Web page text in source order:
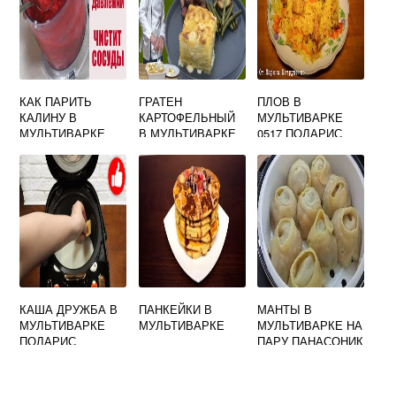
КАК ПАРИТЬ
КАЛИНУ В
МУЛЬТИВАРКЕ
ГРАТЕН
КАРТОФЕЛЬНЫЙ
В МУЛЬТИВАРКЕ
ПЛОВ В
МУЛЬТИВАРКЕ
0517 ПОЛАРИС
КАША ДРУЖБА В
МУЛЬТИВАРКЕ
ПОЛАРИС
ПАНКЕЙКИ В
МУЛЬТИВАРКЕ
МАНТЫ В
МУЛЬТИВАРКЕ НА
ПАРУ ПАНАСОНИК